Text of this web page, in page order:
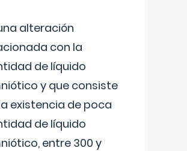
alteración
con la
de líquido
y que consiste
existencia de poca
de líquido
entre 300 y